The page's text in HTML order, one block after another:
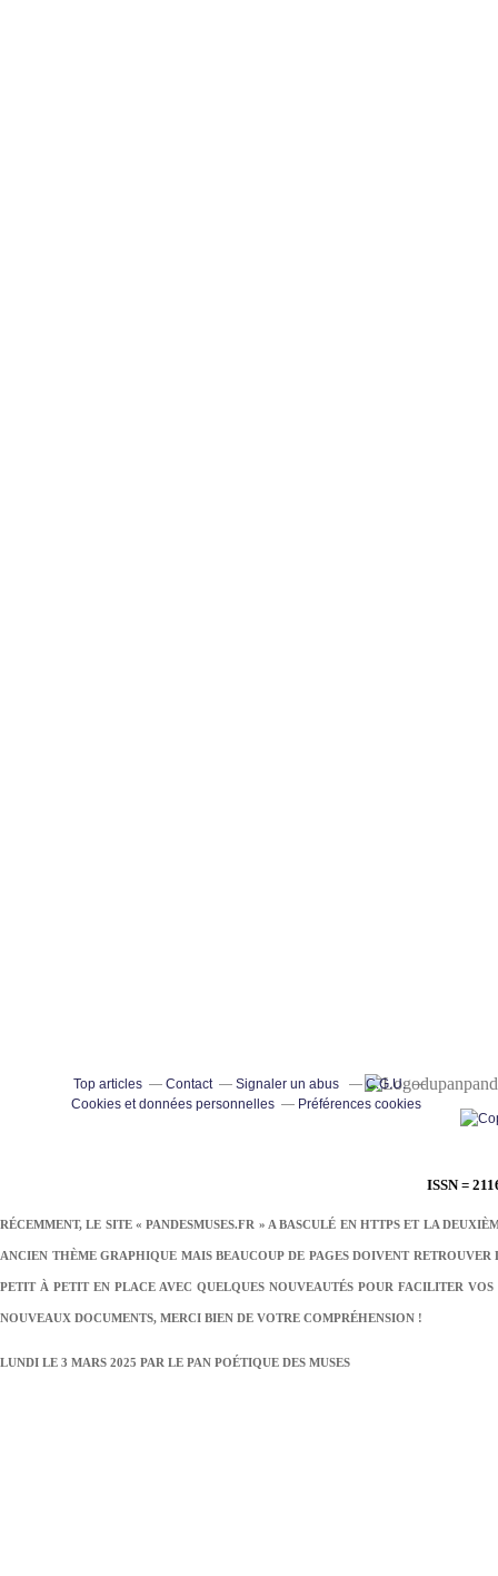
ISSN =
RÉCEMMENT, LE SITE « PANDESMUSES.FR » A BASCULÉ EN HTTPS ET LA
ANCIEN THÈME GRAPHIQUE MAIS BEAUCOUP DE PAGES DOIVENT
PETIT À PETIT EN PLACE AVEC QUELQUES NOUVEAUTÉS POUR FACILITER
NOUVEAUX DOCUMENTS, MERCI BIEN DE VOTRE COMPRÉHENSION !
LUNDI LE 3 MARS 2025 PAR LE PAN POÉTIQUE DES MUSES
Top articles Contact Signaler un abus
C.G.U.
Cookies et données personnelles
Préférences cookies